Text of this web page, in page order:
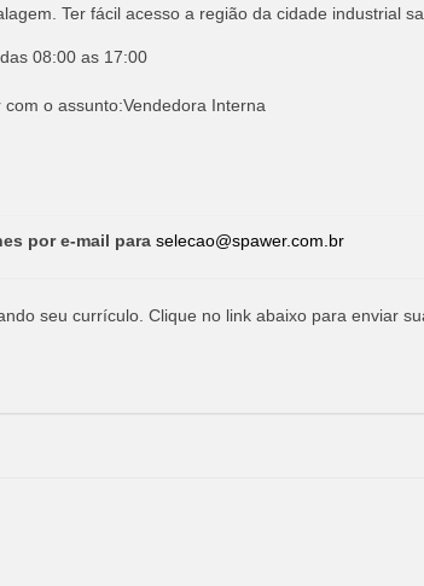
Ter fácil acesso a região da cidade industrial
08:00 as 17:00
com o assunto:Vendedora Interna
por e-mail para selecao@spawer.com.br
seu currículo. Clique no link abaixo para enviar